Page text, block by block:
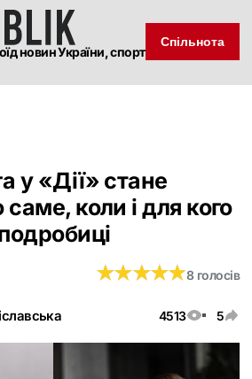
новин України, спорт
Спільнота
у «Дії» стане
коли і для кого
4513 5
★★★★★
★★★★★8 голосів